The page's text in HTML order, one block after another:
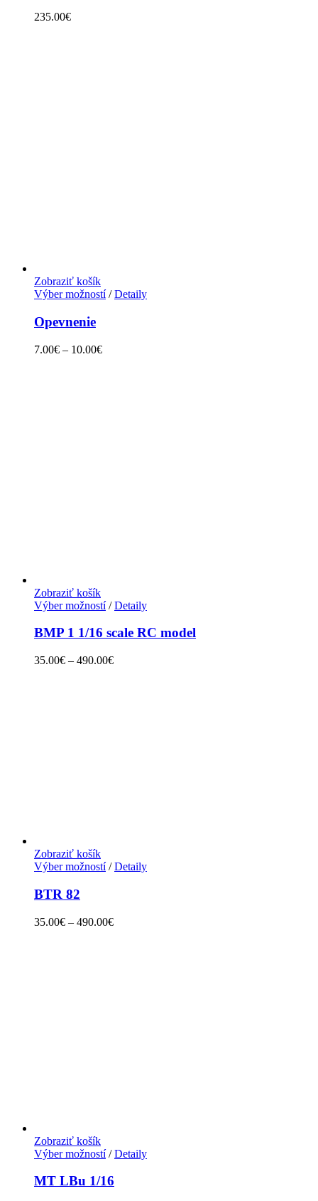
235.00€
Zobraziť košík
Výber možností/ Detaily
Opevnenie
7.00€ – 10.00€
Zobraziť košík
Výber možností/ Detaily
BMP 1 1/16 scale RC model
35.00€ – 490.00€
Zobraziť košík
Výber možností/ Detaily
BTR 82
35.00€ – 490.00€
Zobraziť košík
Výber možností/ Detaily
MT LBu 1/16